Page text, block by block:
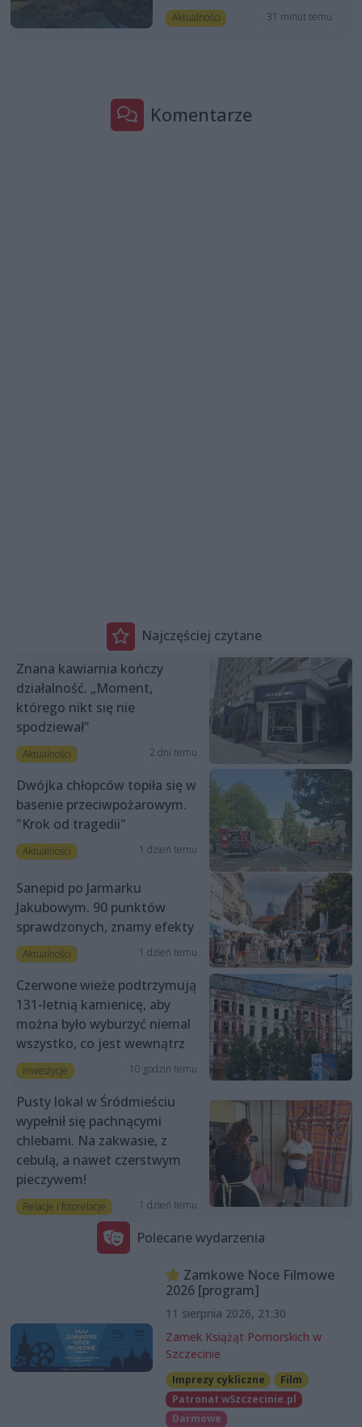
Aktualności 31 minut temu
Komentarze
Najczęściej czytane
Znana kawiarnia kończy
działalność. „Moment,
którego nikt się nie
spodziewał”
Aktualności 2 dni temu
Dwójka chłopców topiła się w
basenie przeciwpożarowym.
"Krok od tragedii"
Aktualności 1 dzień temu
Sanepid po Jarmarku
Jakubowym. 90 punktów
sprawdzonych, znamy efekty
Aktualności 1 dzień temu
Czerwone wieże podtrzymują
131-letnią kamienicę, aby
można było wyburzyć niemal
wszystko, co jest wewnątrz
Inwestycje 10 godzin temu
Pusty lokal w Śródmieściu
wypełnił się pachnącymi
chlebami. Na zakwasie, z
cebulą, a nawet czerstwym
pieczywem!
Relacje i fotorelacje 1 dzień temu
Polecane wydarzenia
Zamkowe Noce Filmowe
2026 [program]
11 sierpnia 2026, 21:30
Zamek Książąt Pomorskich w
Szczecinie
Imprezy cykliczne
Film
Patronat wSzczecinie.pl
Darmowe